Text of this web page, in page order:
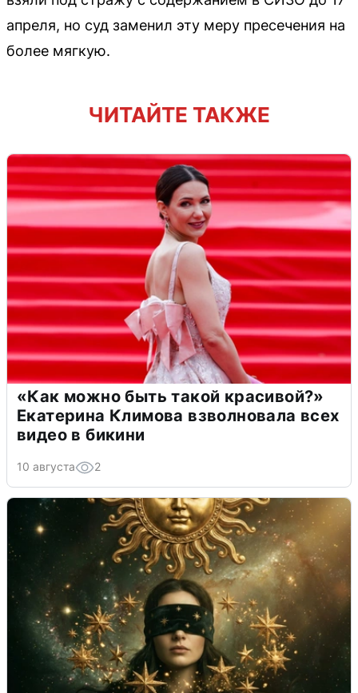
апреля, но суд заменил эту меру пресечения на
более мягкую.
ЧИТАЙТЕ ТАКЖЕ
«Как можно быть такой красивой?»
Екатерина Климова взволновала всех
видео в бикини
10 августа 2